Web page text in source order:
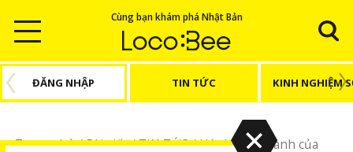
Cùng bạn khám phá Nhật Bản
ĐĂNG NHẬP TIN TỨC KINH NGHIỆM
Trang chủ/Bài viết/TIN TỨC/Hệ thống phanh của